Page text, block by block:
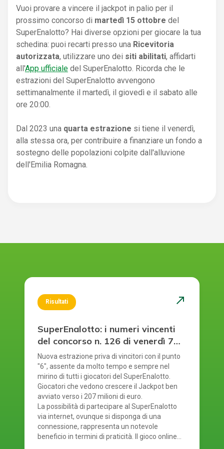
Vuoi provare a vincere il jackpot in palio per il
prossimo concorso di martedì 15 ottobre del
SuperEnalotto? Hai diverse opzioni per giocare la tua
schedina: puoi recarti presso una Ricevitoria
autorizzata, utilizzare uno dei siti abilitati, affidarti
all'App ufficiale del SuperEnalotto. Ricorda che le
estrazioni del SuperEnalotto avvengono
settimanalmente il martedì, il giovedì e il sabato alle
ore 20:00.
Dal 2023 una quarta estrazione si tiene il venerdì,
alla stessa ora, per contribuire a finanziare un fondo a
sostegno delle popolazioni colpite dall'alluvione
dell'Emilia Romagna.
Risultati north_east
SuperEnalotto: i numeri vincenti
del concorso n. 126 di venerdì 7
agosto 2026
Nuova estrazione priva di vincitori con il punto
"6", assente da molto tempo e sempre nel
mirino di tutti i giocatori del SuperEnalotto.
Giocatori che vedono crescere il Jackpot ben
avviato verso i 207 milioni di euro.
La possibilità di partecipare al SuperEnalotto
via internet, ovunque si disponga di una
connessione, rappresenta un notevole
beneficio in termini di praticità. Il gioco online